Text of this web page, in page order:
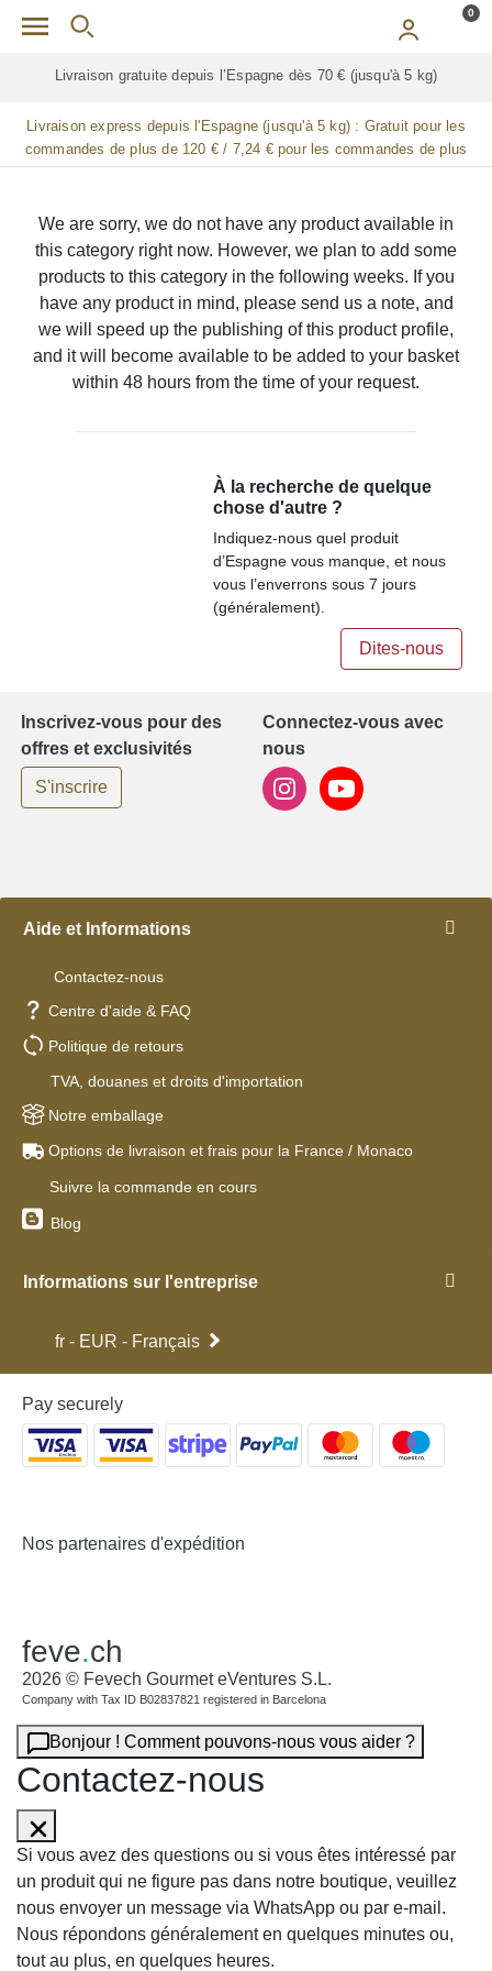
Skip to main content 0
Livraison gratuite depuis l’Espagne dès 70 € (jusqu'à 5 kg)
Livraison express depuis l'Espagne (jusqu'à 5 kg) : Gratuit pour les
commandes de plus de 120 € / 7,24 € pour les commandes de plus
de 90 € / 14,48 € pour les commandes de plus de 60 € / 21,72 € pour
We are sorry, we do not have any product available in
this category right now. However, we plan to add some
products to this category in the following weeks. If you
have any product in mind, please send us a note, and
we will speed up the publishing of this product profile,
and it will become available to be added to your basket
within 48 hours from the time of your request.
À la recherche de quelque
chose d'autre ?
Indiquez-nous quel produit
d’Espagne vous manque, et nous
vous l’enverrons sous 7 jours
(généralement).
Dites-nous
Inscrivez-vous pour des
offres et exclusivités
S'inscrire
Connectez-vous avec
nous
Aide et Informations
Contactez-nous
Centre d'aide & FAQ
Politique de retours
TVA, douanes et droits d'importation
Notre emballage
Options de livraison et frais pour la France / Monaco
Suivre la commande en cours
Blog
Informations sur l'entreprise
fr - EUR - Français
Pay securely
Nos partenaires d'expédition
feve.ch
2026 © Fevech Gourmet eVentures S.L.
Company with Tax ID B02837821 registered in Barcelona
Bonjour ! Comment pouvons-nous vous aider ?
Contactez-nous
Si vous avez des questions ou si vous êtes intéressé par
un produit qui ne figure pas dans notre boutique, veuillez
nous envoyer un message via WhatsApp ou par e-mail.
Nous répondons généralement en quelques minutes ou,
tout au plus, en quelques heures.